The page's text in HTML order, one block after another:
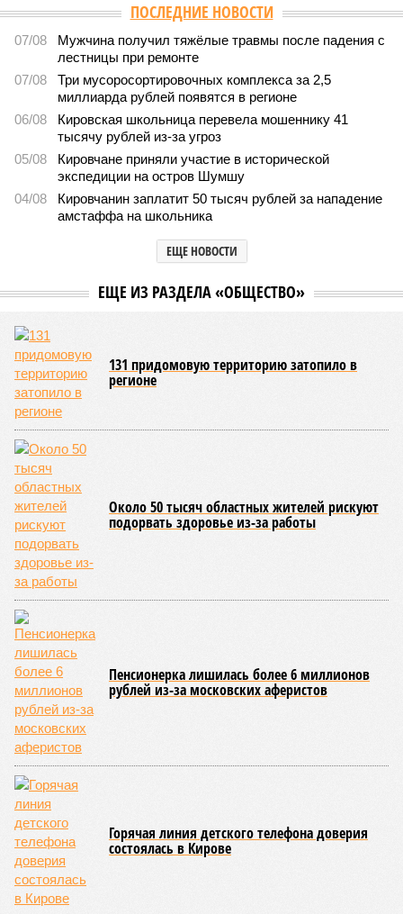
ПОСЛЕДНИЕ НОВОСТИ
07/08
Мужчина получил тяжёлые травмы после падения с
лестницы при ремонте
07/08
Три мусоросортировочных комплекса за 2,5
миллиарда рублей появятся в регионе
06/08
Кировская школьница перевела мошеннику 41
тысячу рублей из-за угроз
05/08
Кировчане приняли участие в исторической
экспедиции на остров Шумшу
04/08
Кировчанин заплатит 50 тысяч рублей за нападение
амстаффа на школьника
ЕЩЕ НОВОСТИ
ЕЩЕ ИЗ РАЗДЕЛА «ОБЩЕСТВО»
131 придомовую территорию затопило в
регионе
Около 50 тысяч областных жителей рискуют
подорвать здоровье из-за работы
Пенсионерка лишилась более 6 миллионов
рублей из-за московских аферистов
Горячая линия детского телефона доверия
состоялась в Кирове